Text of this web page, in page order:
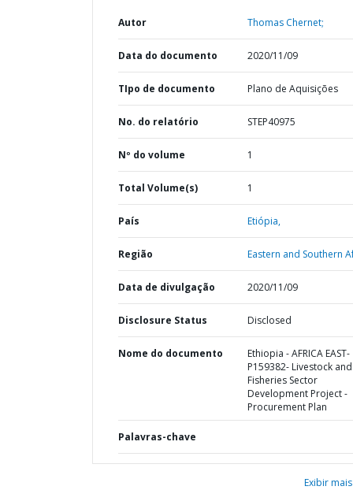
Autor Thomas Chernet;
Data do documento 2020/11/09
TIpo de documento Plano de Aquisições
No. do relatório STEP40975
Nº do volume 1
Total Volume(s) 1
País Etiópia,
Região Eastern and Southern
Data de divulgação 2020/11/09
Disclosure Status Disclosed
Nome do documento
Ethiopia - AFRICA EAST-
P159382- Livestock and
Fisheries Sector
Development Project -
Procurement Plan
Palavras-chave
Exibir mais